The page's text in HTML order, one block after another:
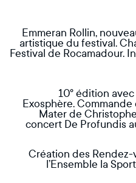
Emmeran Rollin,
artistique du festival.
Festival de Rocamadour.
10° édition
Exosphère.
Mater de
concert De Profundis
Création des Rendez-
l’Ensemble la